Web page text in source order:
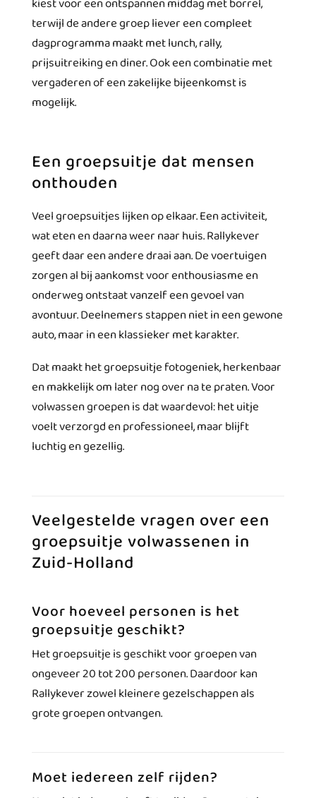
terwijl de andere groep liever een compleet
dagprogramma maakt met lunch, rally,
prijsuitreiking en diner. Ook een combinatie met
vergaderen of een zakelijke bijeenkomst is
mogelijk.
Een groepsuitje dat mensen
onthouden
Veel groepsuitjes lijken op elkaar. Een activiteit,
wat eten en daarna weer naar huis. Rallykever
geeft daar een andere draai aan. De voertuigen
zorgen al bij aankomst voor enthousiasme en
onderweg ontstaat vanzelf een gevoel van
avontuur. Deelnemers stappen niet in een gewone
auto, maar in een klassieker met karakter.
Dat maakt het groepsuitje fotogeniek, herkenbaar
en makkelijk om later nog over na te praten. Voor
volwassen groepen is dat waardevol: het uitje
voelt verzorgd en professioneel, maar blijft
luchtig en gezellig.
Veelgestelde vragen over een
groepsuitje volwassenen in
Zuid-Holland
Voor hoeveel personen is het
groepsuitje geschikt?
Het groepsuitje is geschikt voor groepen van
ongeveer 20 tot 200 personen. Daardoor kan
Rallykever zowel kleinere gezelschappen als
grote groepen ontvangen.
Moet iedereen zelf rijden?